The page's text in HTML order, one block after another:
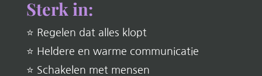
Sterk in:
⭐ Regelen dat alles klopt
⭐ Heldere en warme communicatie
⭐ Schakelen met mensen